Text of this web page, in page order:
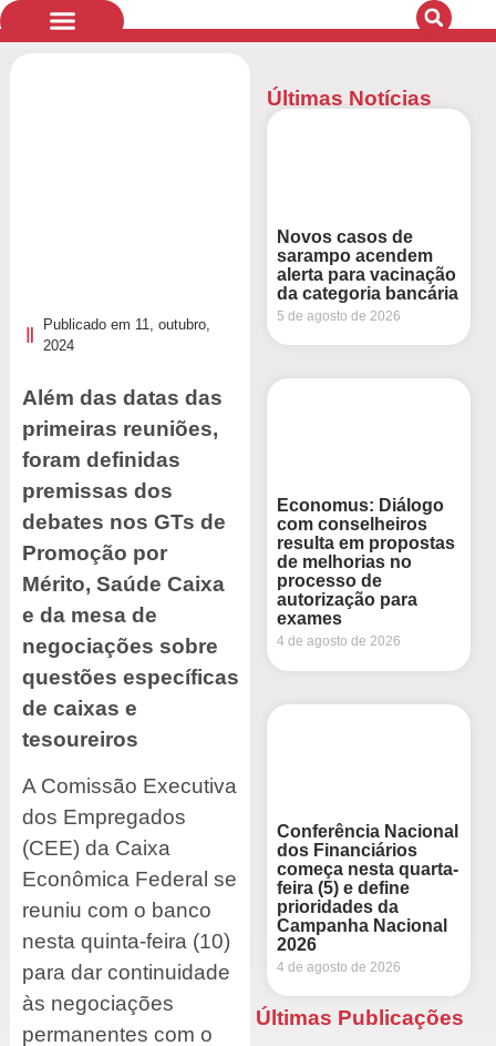
Publicado em 11, outubro,
2024
Além das datas das
primeiras reuniões,
foram definidas
premissas dos
debates nos GTs de
Promoção por
Mérito, Saúde Caixa
e da mesa de
negociações sobre
questões específicas
de caixas e
tesoureiros
A Comissão Executiva
dos Empregados
(CEE) da Caixa
Econômica Federal se
reuniu com o banco
nesta quinta-feira (10)
para dar continuidade
às negociações
permanentes com o
Últimas Notícias
Novos casos de
sarampo acendem
alerta para vacinação
da categoria bancária
5 de agosto de 2026
Economus: Diálogo
com conselheiros
resulta em propostas
de melhorias no
processo de
autorização para
exames
4 de agosto de 2026
Conferência Nacional
dos Financiários
começa nesta quarta-
feira (5) e define
prioridades da
Campanha Nacional
2026
4 de agosto de 2026
Últimas Publicações